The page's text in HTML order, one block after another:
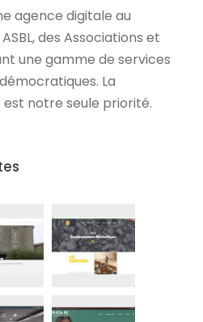
agence digitale au
des Associations et
une gamme de services
La
notre seule priorité.